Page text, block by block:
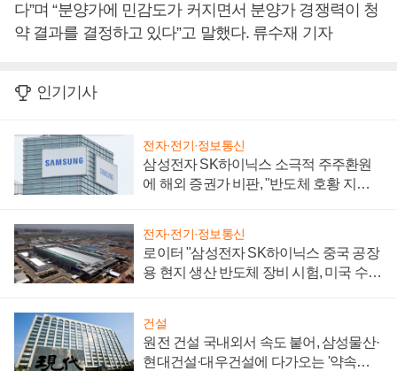
다”며 “분양가에 민감도가 커지면서 분양가 경쟁력이 청
약 결과를 결정하고 있다”고 말했다. 류수재 기자
인기기사
전자·전기·정보통신
삼성전자 SK하이닉스 소극적 주주환원
에 해외 증권가 비판, "반도체 호황 지속
전자·전기·정보통신
로이터 "삼성전자 SK하이닉스 중국 공장
용 현지 생산 반도체 장비 시험, 미국 수출
건설
원전 건설 국내외서 속도 붙어, 삼성물산·
현대건설·대우건설에 다가오는 '약속의